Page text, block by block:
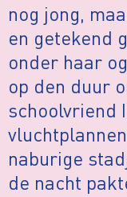
nog jong,
en getekend
onder haar
op den duur
schoolvriend
naburige
de nacht